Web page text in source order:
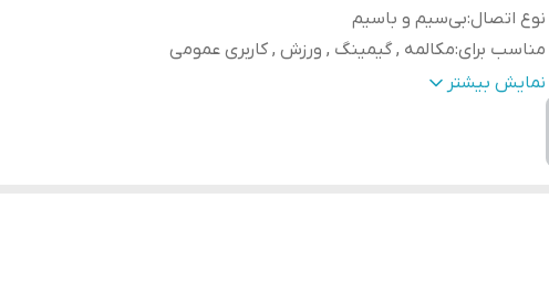
نوع اتصال:بی‌سیم و باسیم
مناسب برای:مکالمه , گیمینگ , ورزش , کاربری عمومی
رابط‌ها :جک 3.5 میلی‌متری صدا , شیار کارت حافظه , microUSB
نمایش بیشتر